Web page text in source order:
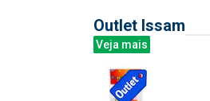
Outlet Issam
Veja mais